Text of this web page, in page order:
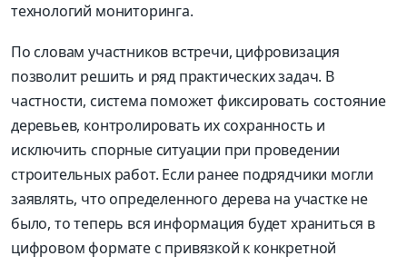
технологий мониторинга.
По словам участников встречи, цифровизация
позволит решить и ряд практических задач. В
частности, система поможет фиксировать состояние
деревьев, контролировать их сохранность и
исключить спорные ситуации при проведении
строительных работ. Если ранее подрядчики могли
заявлять, что определенного дерева на участке не
было, то теперь вся информация будет храниться в
цифровом формате с привязкой к конкретной